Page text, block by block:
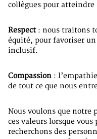
collègues pour atteindre
Respect : nous traitons
équité, pour favoriser
inclusif.
Compassion :
de tout ce que nous
Nous voulons que notre
ces valeurs lorsque vous
recherchons des